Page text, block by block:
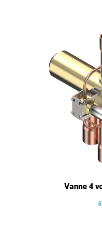
Vanne 4